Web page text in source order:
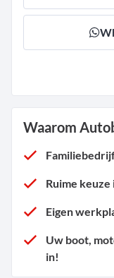
Waarom
Ruime keuze
Eigen
Uw boot,
in!